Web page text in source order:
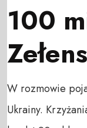
100
W rozmowie
Ukrainy.